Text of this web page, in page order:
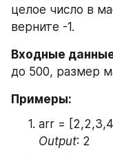
целое число в
верните -1.
Входные
до 500, размер
Примеры:
arr =
Output: 2